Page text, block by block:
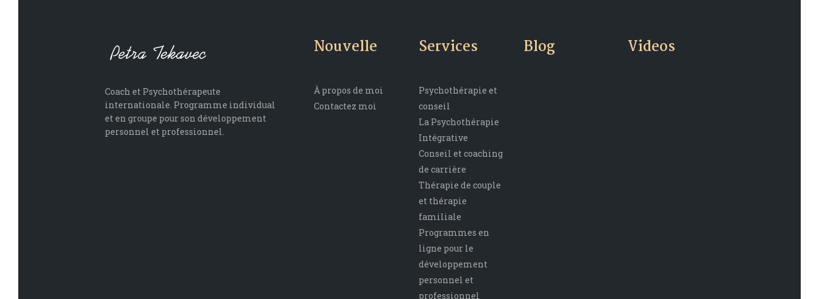
Coach et Psychothérapeute
internationale. Programme individual
et en groupe pour son développement
personnel et professionnel.
Nouvelle
À propos de moi
Contactez moi
Services
Psychothérapie et
conseil
La Psychothérapie
Intégrative
Conseil et coaching
de carrière
Thérapie de couple
et thérapie
familiale
Programmes en
ligne pour le
développement
personnel et
professionnel
Blog Videos